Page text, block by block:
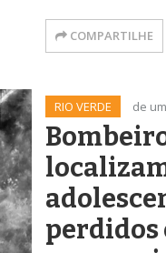
COMPARTILHE
RIO VERDE de
perdidos